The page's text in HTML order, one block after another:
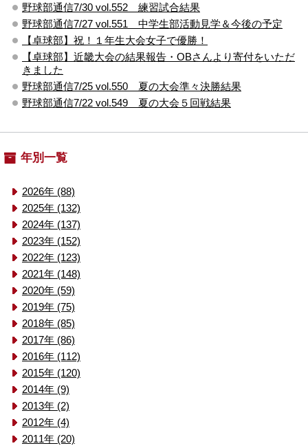
野球部通信7/30 vol.552 練習試合結果
野球部通信7/27 vol.551 中学生部活動見学＆今後の予定
【卓球部】祝！１年生大会女子で優勝！
【卓球部】近畿大会の結果報告・OBさんより寄付をいただ
きました
野球部通信7/25 vol.550 夏の大会準々決勝結果
野球部通信7/22 vol.549 夏の大会５回戦結果
年別一覧
2026年 (88)
2025年 (132)
2024年 (137)
2023年 (152)
2022年 (123)
2021年 (148)
2020年 (59)
2019年 (75)
2018年 (85)
2017年 (86)
2016年 (112)
2015年 (120)
2014年 (9)
2013年 (2)
2012年 (4)
2011年 (20)